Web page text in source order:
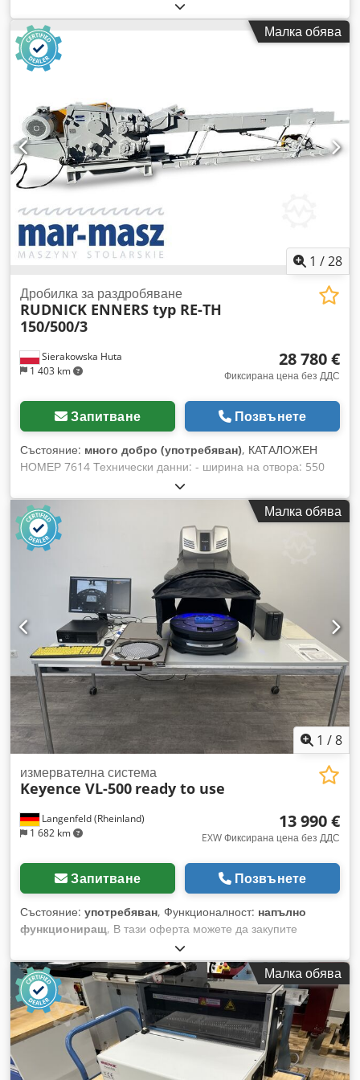
Dksdpszlk Rzofx Am Ser Двигател: дизелов Година на
производство: 2026
Малка обява
1 /28
Sierakowska Huta
1 403 km
Дробилка за раздробяване
RUDNICK ENNERS typ RE-TH
150/500/3
28 780 €
Фиксирана цена без ДДС
Запитване Позвънете
Състояние: много добро (употребяван), КАТАЛОЖЕН
НОМЕР 7614 Технически данни: - ширина на отвора: 550
мм - височина на отвора: 220 мм - ширина на вала: 630 мм
- дължина на ножа: 630 мм - брой ножове: 2 бр. - размери
на ситото: 60x60 мм - 2 зъбни подаващи валове отдолу -
мощност на долните валове: около 1,5 kW - зъбен подаващ
вал отгоре - мощност на горния вал: около 1,5 kW -
вибрационен улей - дължина на вибрационния улей: 4750
мм - ширина на вибрационния улей: 450 мм - главен
двигател: 45 kW - двигател на вибрационния улей: 1,5 kW -
автoреверс - заден ход - общи размери на машината (д/ш/
в): 3200x1700x1400 мм - общи размери на машината (д/ш/
в): 4750x800x1100 мм - тегло: около 4500 кг ПРЕДИМСТВА
– автoреверс (с възможност за регулиране) – заден ход –
използвана дробилка, в много добро състояние Dodpoza
Eipjfx Am Sokr Нетна цена: 120 900 PLN Нетна цена: 28 780
EUR при курс 4,2 EUR (Цените могат да се променят при
по-силни колебания на курса)
Малка обява
1 /8
Langenfeld (Rheinland)
1 682 km
измервателна система
Keyence VL-500 ready to use
13 990 €
EXW Фиксирана цена без ДДС
Запитване Позвънете
Състояние: употребяван, Функционалност: напълно
функциониращ, В тази оферта можете да закупите
употребяван 3D координатно-измервателен уред „Keyence
VL-500“. Предмет на продажбата: 1 бр. Keyence VL-500 със
следното оборудване: включително софтуер включително
допълнителен софтуер включително лаптоп за използване
включително калибрационна плоча Готов за незабавна
употреба Състояние: Тази оферта е за употребявано
устройство, което е възможно да има следи от употреба
(малки драскотини или пожълтявания). Устройството е
Малка обява